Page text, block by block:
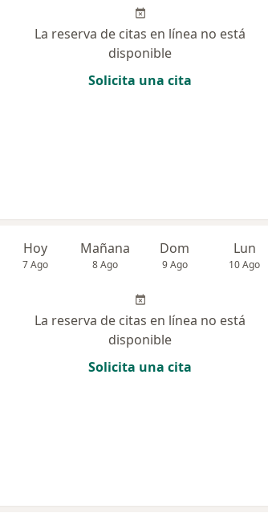
La reserva de citas en línea no está
disponible
Solicita una cita
Hoy
7 Ago
Mañana
8 Ago
Dom
9 Ago
Lun
10 Ago
La reserva de citas en línea no está
disponible
Solicita una cita